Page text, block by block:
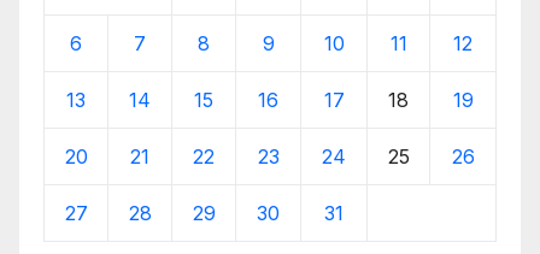
6 7 8 9 10 11 12
13 14 15 16 17 18 19
20 21 22 23 24 25 26
27 28 29 30 31